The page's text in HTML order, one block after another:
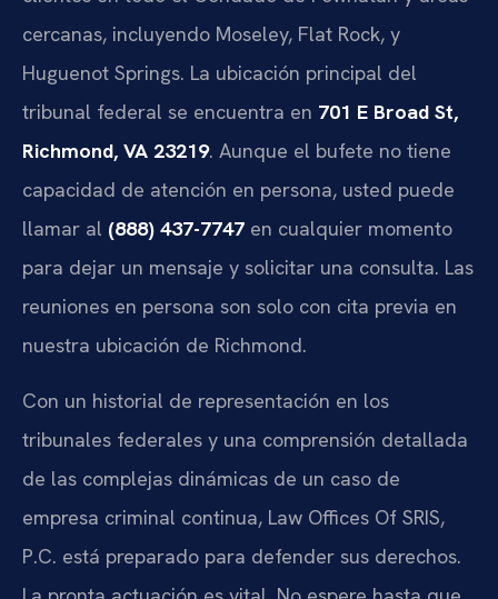
cercanas, incluyendo Moseley, Flat Rock, y
Huguenot Springs. La ubicación principal del
tribunal federal se encuentra en 701 E Broad St,
Richmond, VA 23219. Aunque el bufete no tiene
capacidad de atención en persona, usted puede
llamar al (888) 437-7747 en cualquier momento
para dejar un mensaje y solicitar una consulta. Las
reuniones en persona son solo con cita previa en
nuestra ubicación de Richmond.
Con un historial de representación en los
tribunales federales y una comprensión detallada
de las complejas dinámicas de un caso de
empresa criminal continua, Law Offices Of SRIS,
P.C. está preparado para defender sus derechos.